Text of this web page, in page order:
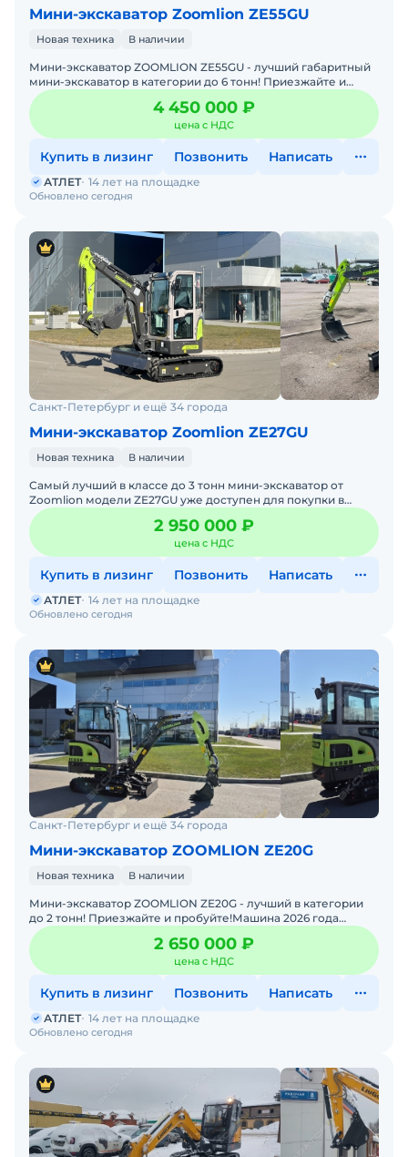
Мини-экскаватор Zoomlion ZE55GU
Новая техника В наличии
Мини-экскаватор ZOOMLION ZE55GU - лучший габаритный
мини-экскаватор в категории до 6 тонн! Приезжайте и
пробуйте!Машина 2026 года выпуска с гарантией.
Просторн
4 450 000 ₽
цена с НДС
Купить в лизинг Позвонить Написать
Обновлено сегодня
АТЛЕТ 14 лет на площадке
Санкт-Петербург и ещё 34 города
Мини-экскаватор Zoomlion ZE27GU
Новая техника В наличии
Самый лучший в классе до 3 тонн мини-экскаватор от
Zoomlion модели ZE27GU уже доступен для покупки в
России! Новейшая модель! Самая просторная кабина плюс
самая
2 950 000 ₽
цена с НДС
Купить в лизинг Позвонить Написать
Обновлено сегодня
АТЛЕТ 14 лет на площадке
Санкт-Петербург и ещё 34 города
Мини-экскаватор ZOOMLION ZE20G
Новая техника В наличии
Мини-экскаватор ZOOMLION ZE20G - лучший в категории
до 2 тонн! Приезжайте и пробуйте!Машина 2026 года
выпуска. Просторная высокотехнологичная кабина, элект
2 650 000 ₽
цена с НДС
Купить в лизинг Позвонить Написать
Обновлено сегодня
АТЛЕТ 14 лет на площадке